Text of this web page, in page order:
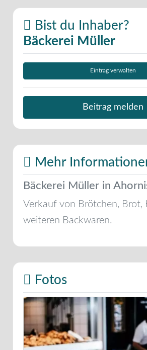
Bist du Inhaber?
Bäckerei Müller
Eintrag verwalten
Beitrag melden
Mehr
Bäckerei Müller in
Verkauf von Brötchen, Brot,
weiteren Backwaren.
Fotos